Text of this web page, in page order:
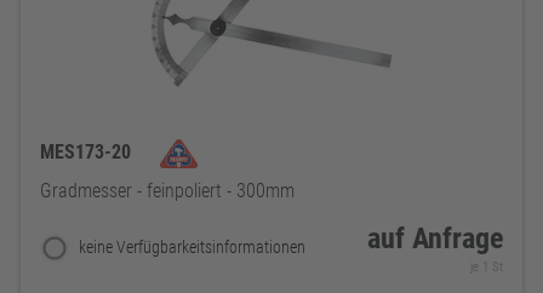
MES173-20
Gradmesser - feinpoliert - 300mm
keine Verfügbarkeitsinformationen auf Anfrage
je 1 St